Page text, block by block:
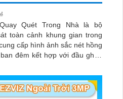
Quét Trong Nhà là bộ
toàn cảnh khung gian trong
cấp hình ảnh sắc nét hồng
đêm kết hợp với đầu ghi 8